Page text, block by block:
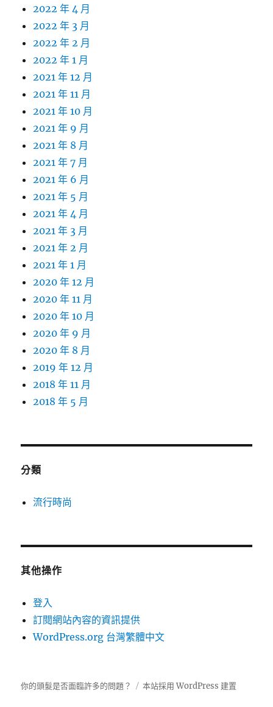
2022 年 4 月
2022 年 3 月
2022 年 2 月
2022 年 1 月
2021 年 12 月
2021 年 11 月
2021 年 10 月
2021 年 9 月
2021 年 8 月
2021 年 7 月
2021 年 6 月
2021 年 5 月
2021 年 4 月
2021 年 3 月
2021 年 2 月
2021 年 1 月
2020 年 12 月
2020 年 11 月
2020 年 10 月
2020 年 9 月
2020 年 8 月
2019 年 12 月
2018 年 11 月
2018 年 5 月
分類
流行時尚
其他操作
登入
訂閱網站內容的資訊提供
WordPress.org 台灣繁體中文
你的頭髮是否面臨許多的問題？ 本站採用 WordPress 建置